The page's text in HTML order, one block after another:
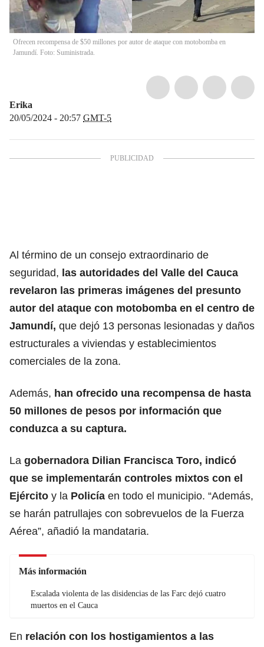
Ofrecen recompensa de $50 millones por autor de ataque con motobomba en
Jamundí. Foto: Suministrada.
Erika
20/05/2024 - 20:57 GMT-5
Al término de un consejo extraordinario de
seguridad, las autoridades del Valle del Cauca
revelaron las primeras imágenes del presunto
autor del ataque con motobomba en el centro de
Jamundí, que dejó 13 personas lesionadas y daños
estructurales a viviendas y establecimientos
comerciales de la zona.
Además, han ofrecido una recompensa de hasta
50 millones de pesos por información que
conduzca a su captura.
La gobernadora Dilian Francisca Toro, indicó
que se implementarán controles mixtos con el
Ejército y la Policía en todo el municipio. “Además,
se harán patrullajes con sobrevuelos de la Fuerza
Aérea”, añadió la mandataria.
Más información
Escalada violenta de las disidencias de las Farc dejó cuatro
muertos en el Cauca
En relación con los hostigamientos a las